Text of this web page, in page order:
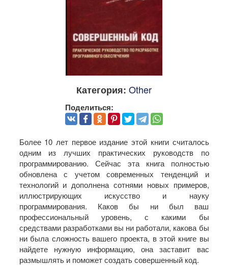
Категория: Other
Поделиться:
Более 10 лет первое издание этой книги считалось
одним из лучших практических руководств по
программированию. Сейчас эта книга полностью
обновлена с учетом современных тенденций и
технологий и дополнена сотнями новых примеров,
иллюстрирующих искусство и науку
программирования. Каков бы ни был ваш
профессиональный уровень, с какими бы
средствами разработками вы ни работали, какова бы
ни была сложность вашего проекта, в этой книге вы
найдете нужную информацию, она заставит вас
размышлять и поможет создать совершенный код.